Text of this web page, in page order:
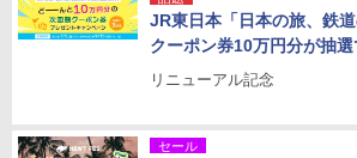
JR東日本「日本の旅、鉄
クーポン券10万円分が抽
リニューアル記念
セール